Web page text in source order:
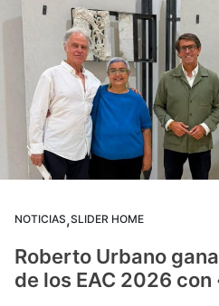
NOTICIAS,SLIDER HOME
Roberto Urbano
de los EAC 2026 con